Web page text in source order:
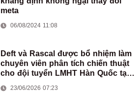
meta
06/08/2024 11:08
Deft và Rascal được bổ nhiệm làm
chuyên viên phân tích chiến thuật
cho đội tuyển LMHT Hàn Quốc tại
23/06/2026 07:23